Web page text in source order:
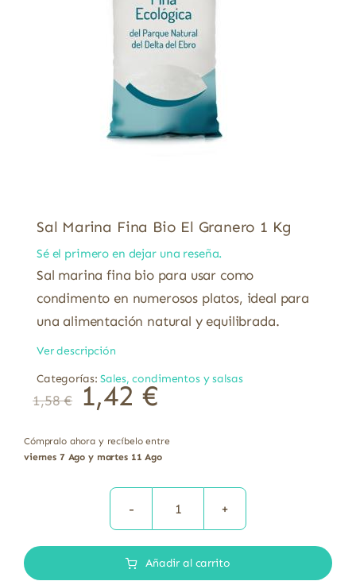
Sal Marina Fina Bio El Granero 1 Kg
Sé el primero en dejar una reseña.
Sal marina fina bio para usar como
condimento en numerosos platos, ideal para
una alimentación natural y equilibrada.
Ver descripción
Categorías:Sales, condimentos y salsas
1,58€ 1,42 €
Cómpralo ahora y recíbelo entre
viernes 7 Ago y martes 11 Ago
Sal
Fina
Añadir al carrito